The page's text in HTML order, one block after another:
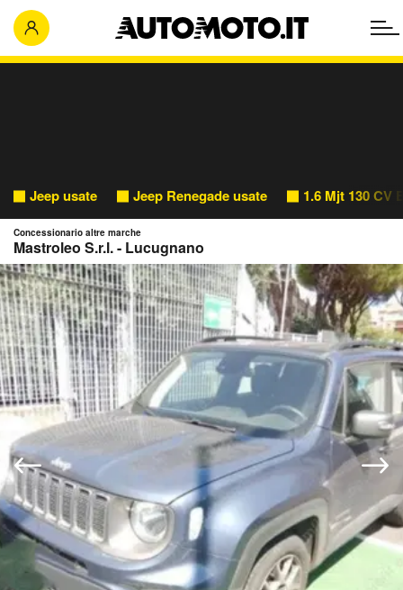
Jeep usate Jeep Renegade usate 1.6 Mjt 130 CV
Concessionario altre marche
Mastroleo S.r.l. - Lucugnano